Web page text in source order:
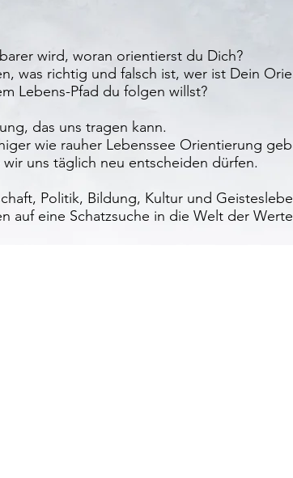
wird, woran orientierst du Dich?
was richtig und falsch ist, wer ist Dein
Lebens-Pfad du folgen willst?
das uns tragen kann.
wie rauher Lebenssee Orientierung
uns täglich neu entscheiden dürfen.
Politik, Bildung, Kultur und
auf eine Schatzsuche in die Welt der